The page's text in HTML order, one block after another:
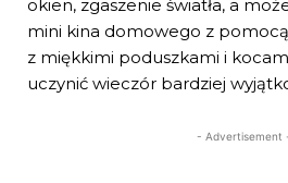
okien, zgaszenie światła, a
mini kina domowego z
z miękkimi poduszkami i
uczynić wieczór bardziej
- Advertisement